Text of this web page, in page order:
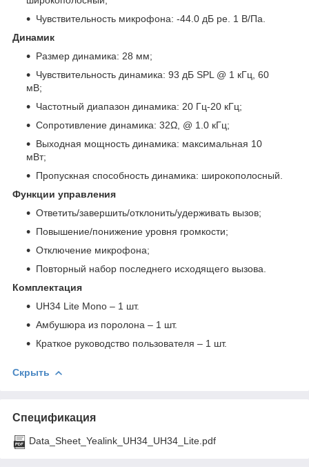
Чувствительность микрофона: -44.0 дБ ре. 1 В/Па.
Динамик
Размер динамика: 28 мм;
Чувствительность динамика: 93 дБ SPL @ 1 кГц, 60
мВ;
Частотный диапазон динамика: 20 Гц-20 кГц;
Сопротивление динамика: 32Ω, @ 1.0 кГц;
Выходная мощность динамика: максимальная 10
мВт;
Пропускная способность динамика: широкополосный.
Функции управления
Ответить/завершить/отклонить/удерживать вызов;
Повышение/понижение уровня громкости;
Отключение микрофона;
Повторный набор последнего исходящего вызова.
Комплектация
UH34 Lite Mono – 1 шт.
Амбушюра из поролона – 1 шт.
Краткое руководство пользователя – 1 шт.
Скрыть
Спецификация
Data_Sheet_Yealink_UH34_UH34_Lite.pdf